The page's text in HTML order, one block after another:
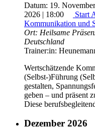
Datum: 19.
2026 | 18:00
Start
Kommunikation und
Ort: Heilsame
Deutschland
Trainer:in:
Wertschätzende
(Selbst-)Führung
gestalten,
geben – und präsent
Diese
Dezember 2026